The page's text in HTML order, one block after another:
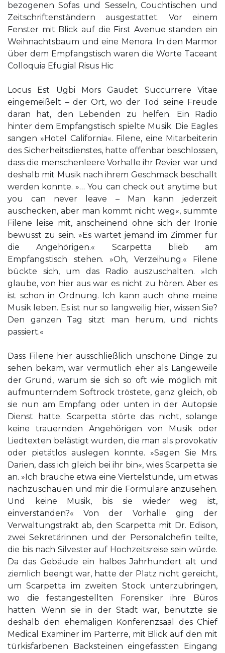
bezogenen Sofas und Sesseln, Couchtischen und
Zeitschriftenständern ausgestattet. Vor einem
Fenster mit Blick auf die First Avenue standen ein
Weihnachtsbaum und eine Menora. In den Marmor
über dem Empfangstisch waren die Worte Taceant
Colloquia Efugial Risus Hic
Locus Est Ugbi Mors Gaudet Succurrere Vitae
eingemeißelt – der Ort, wo der Tod seine Freude
daran hat, den Lebenden zu helfen. Ein Radio
hinter dem Empfangstisch spielte Musik. Die Eagles
sangen »Hotel California«. Filene, eine Mitarbeiterin
des Sicherheitsdienstes, hatte offenbar beschlossen,
dass die menschenleere Vorhalle ihr Revier war und
deshalb mit Musik nach ihrem Geschmack beschallt
werden konnte. »… You can check out anytime but
you can never leave – Man kann jederzeit
auschecken, aber man kommt nicht weg«, summte
Filene leise mit, anscheinend ohne sich der Ironie
bewusst zu sein. »Es wartet jemand im Zimmer für
die Angehörigen.« Scarpetta blieb am
Empfangstisch stehen. »Oh, Verzeihung.« Filene
bückte sich, um das Radio auszuschalten. »Ich
glaube, von hier aus war es nicht zu hören. Aber es
ist schon in Ordnung. Ich kann auch ohne meine
Musik leben. Es ist nur so langweilig hier, wissen Sie?
Den ganzen Tag sitzt man herum, und nichts
passiert.«
Dass Filene hier ausschließlich unschöne Dinge zu
sehen bekam, war vermutlich eher als Langeweile
der Grund, warum sie sich so oft wie möglich mit
aufmunterndem Softrock tröstete, ganz gleich, ob
sie nun am Empfang oder unten in der Autopsie
Dienst hatte. Scarpetta störte das nicht, solange
keine trauernden Angehörigen von Musik oder
Liedtexten belästigt wurden, die man als provokativ
oder pietätlos auslegen konnte. »Sagen Sie Mrs.
Darien, dass ich gleich bei ihr bin«, wies Scarpetta sie
an. »Ich brauche etwa eine Viertelstunde, um etwas
nachzuschauen und mir die Formulare anzusehen.
Und keine Musik, bis sie wieder weg ist,
einverstanden?« Von der Vorhalle ging der
Verwaltungstrakt ab, den Scarpetta mit Dr. Edison,
zwei Sekretärinnen und der Personalchefin teilte,
die bis nach Silvester auf Hochzeitsreise sein würde.
Da das Gebäude ein halbes Jahrhundert alt und
ziemlich beengt war, hatte der Platz nicht gereicht,
um Scarpetta im zweiten Stock unterzubringen,
wo die festangestellten Forensiker ihre Büros
hatten. Wenn sie in der Stadt war, benutzte sie
deshalb den ehemaligen Konferenzsaal des Chief
Medical Examiner im Parterre, mit Blick auf den mit
türkisfarbenen Backsteinen eingefassten Eingang